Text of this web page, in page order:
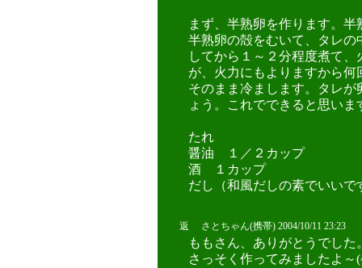
まず、半熟卵を作ります。
半熟卵の殻をむいて、タレ
してから１～２分程度煮て
が、火力にもよりますから
そのまま冷まします。タレ
ょう。これでできると思いま
たれ
醤油 １／２カップ
酒 １カップ
だし（和風だしの素でいい
返 さとちゃん(携帯) 2004/10/11 23:23
ももさん、ありがとうでした
さっそく作ってみましたよ～